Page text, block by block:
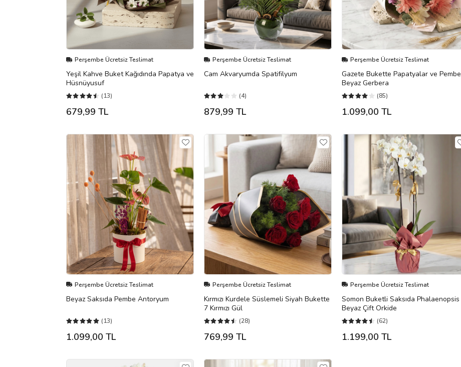
Perşembe Ücretsiz Teslimat
Yeşil Kahve Buket Kağıdında Papatya ve
Hüsnüyusuf
(13)
679,99 TL
Perşembe Ücretsiz Teslimat
Cam Akvaryumda Spatifilyum
(4)
879,99 TL
Perşembe Ücretsiz Teslimat
Gazete Bukette Papatyalar ve Pembe
Beyaz Gerbera
(85)
1.099,00 TL
Perşembe Ücretsiz Teslimat
Beyaz Saksıda Pembe Antoryum
(13)
1.099,00 TL
Perşembe Ücretsiz Teslimat
Kırmızı Kurdele Süslemeli Siyah Bukette
7 Kırmızı Gül
(28)
769,99 TL
Perşembe Ücretsiz Teslimat
Somon Buketli Saksıda Phalaenopsis
Beyaz Çift Orkide
(62)
1.199,00 TL